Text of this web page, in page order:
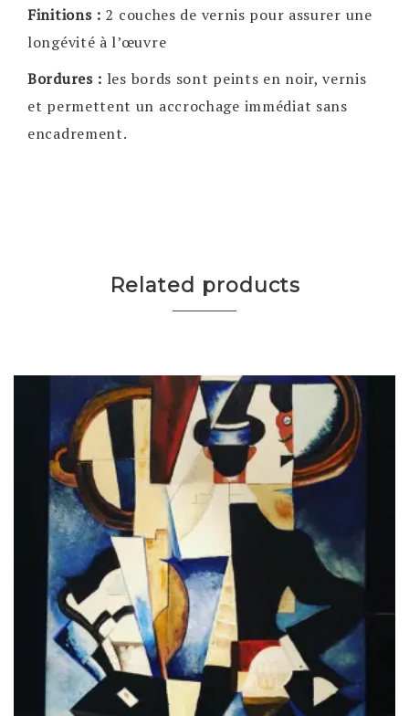
Finitions : 2 couches de vernis pour assurer une
longévité à l’œuvre
Bordures : les bords sont peints en noir, vernis
et permettent un accrochage immédiat sans
encadrement.
Related products